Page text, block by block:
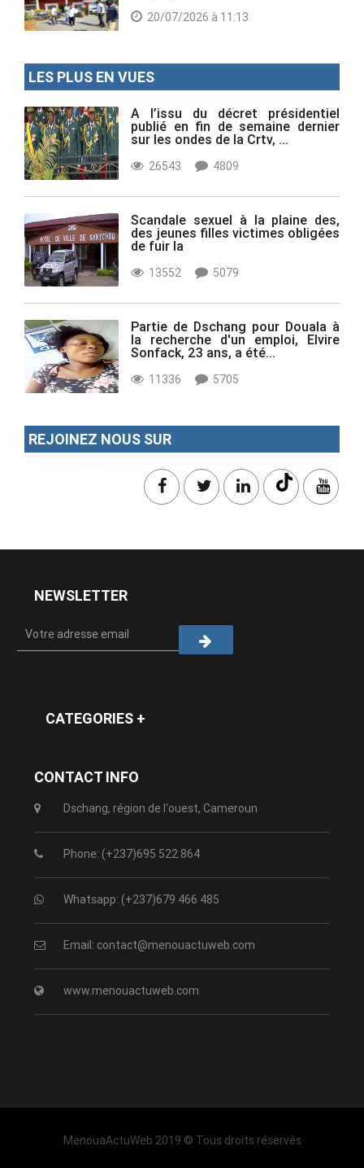
20/07/2026 à 11:13
LES PLUS EN VUES
A l’issu du décret présidentiel
publié en fin de semaine dernier
sur les ondes de la Crtv, ...
26543 4809
Scandale sexuel à la plaine des,
des jeunes filles victimes obligées
de fuir la
13552 5079
Partie de Dschang pour Douala à
la recherche d'un emploi, Elvire
Sonfack, 23 ans, a été...
11336 5705
REJOINEZ NOUS SUR
NEWSLETTER
CATEGORIES +
CONTACT INFO
Dschang, région de l'ouest, Cameroun
Phone: (+237)695 522 864
Whatsapp: (+237)679 466 485
Email: contact@menouactuweb.com
www.menouactuweb.com
MenouaActuWeb 2019 © Tous droits réservés